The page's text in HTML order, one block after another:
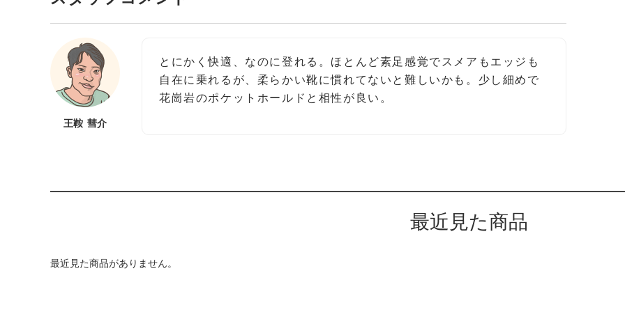
王鞍 彗介
とにかく快適、なのに登れる。ほとんど素足感覚でスメアもエッジも
自在に乗れるが、柔らかい靴に慣れてないと難しいかも。少し細めで
花崗岩のポケットホールドと相性が良い。
最近見た商品
最近見た商品がありません。